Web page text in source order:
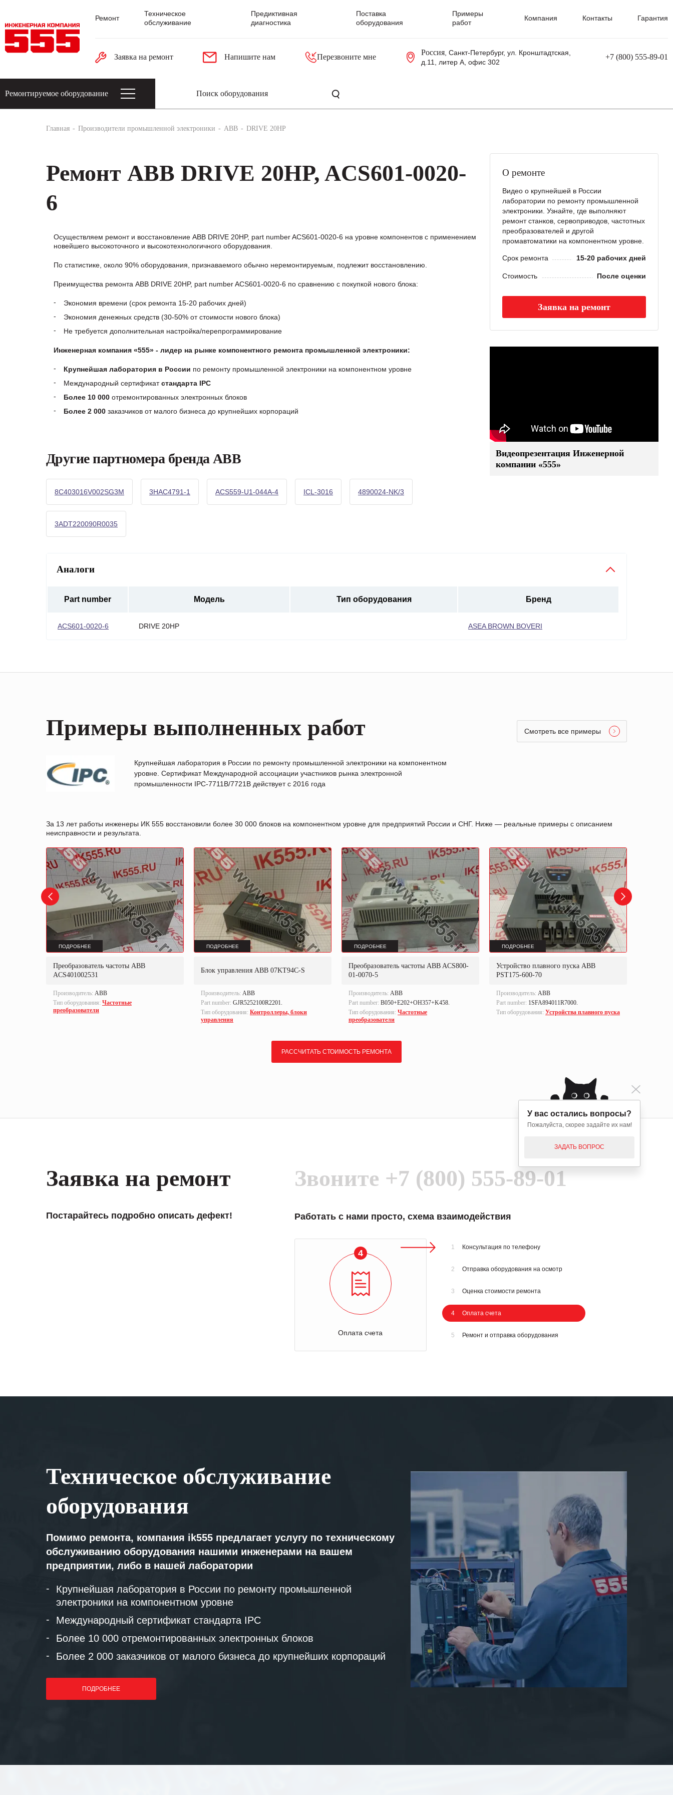
Ремонт
Техническое
обслуживание
Предиктивная
диагностика
Поставка
оборудования
Примеры
работ
Компания Контакты Гарантия
Заявка на ремонт Напишите нам Перезвоните мне
Россия, Санкт-Петербург, ул. Кронштадтская,
д.11, литер А, офис 302
+7 (800) 555-89-01
Ремонтируемое оборудование
Главная Производители промышленной электроники ABB DRIVE 20HP
Ремонт ABB DRIVE 20HP, ACS601-0020-
6
Осуществляем ремонт и восстановление ABB DRIVE 20HP, part number ACS601-0020-6 на уровне компонентов с применением
новейшего высокоточного и высокотехнологичного оборудования.
По статистике, около 90% оборудования, признаваемого обычно неремонтируемым, подлежит восстановлению.
Преимущества ремонта ABB DRIVE 20HP, part number ACS601-0020-6 по сравнению с покупкой нового блока:
Экономия времени (срок ремонта 15-20 рабочих дней)
Экономия денежных средств (30-50% от стоимости нового блока)
Не требуется дополнительная настройка/перепрограммирование
Инженерная компания «555» - лидер на рынке компонентного ремонта промышленной электроники:
Крупнейшая лаборатория в России по ремонту промышленной электроники на компонентном уровне
Международный сертификатстандарта IPC
Более 10 000 отремонтированных электронных блоков
Более 2 000 заказчиков от малого бизнеса до крупнейших корпораций
Другие партномера бренда ABB
8C403016V002SG3M 3HAC4791-1 ACS559-U1-044A-4 ICL-3016 4890024-NK/3
3ADT220090R0035
О ремонте
Видео о крупнейшей в России
лаборатории по ремонту промышленной
электроники. Узнайте, где выполняют
ремонт станков, сервоприводов, частотных
преобразователей и другой
промавтоматики на компонентном уровне.
Срок ремонта 15-20 рабочих дней
Стоимость После оценки
Заявка на ремонт
Видеопрезентация Инженерной
компании «555»
Аналоги
Part number Модель Тип оборудования Бренд
ACS601-0020-6 DRIVE 20HP ASEA BROWN BOVERI
Примеры выполненных работ
Крупнейшая лаборатория в России по ремонту промышленной электроники на компонентном
уровне. Сертификат Международной ассоциации участников рынка электронной
промышленности IPC-7711B/7721B действует с 2016 года
Смотреть все примеры
За 13 лет работы инженеры ИК 555 восстановили более 30 000 блоков на компонентном уровне для предприятий России и СНГ. Ниже — реальные примеры с описанием
неисправности и результата.
ПОДРОБНЕЕ
Преобразователь частоты ABB
ACS401002531
Производитель: ABB
Тип оборудования: Частотные
преобразователи
ПОДРОБНЕЕ
Блок управления ABB 07KT94C-S
Производитель: ABB
Part number: GJR5252100R2201.
Тип оборудования: Контроллеры, блоки
управления
ПОДРОБНЕЕ
Преобразователь частоты ABB ACS800-
01-0070-5
Производитель: ABB
Part number: B050+E202+OH357+K458.
Тип оборудования: Частотные
преобразователи
ПОДРОБНЕЕ
Устройство плавного пуска ABB
PST175-600-70
Производитель: ABB
Part number: 1SFA894011R7000.
Тип оборудования: Устройства плавного пуска
РАССЧИТАТЬ СТОИМОСТЬ РЕМОНТА
Заявка на ремонт
Постарайтесь подробно описать дефект!
Звоните +7 (800) 555-89-01
Работать с нами просто, схема взаимодействия
4
Оплата счета
1 Консультация по телефону
2 Отправка оборудования на осмотр
3 Оценка стоимости ремонта
4 Оплата счета
5 Ремонт и отправка оборудования
Техническое обслуживание
оборудования
Помимо ремонта, компания ik555 предлагает услугу по техническому
обслуживанию оборудования нашими инженерами на вашем
предприятии, либо в нашей лаборатории
Крупнейшая лаборатория в России по ремонту промышленной
электроники на компонентном уровне
Международный сертификат стандарта IPC
Более 10 000 отремонтированных электронных блоков
Более 2 000 заказчиков от малого бизнеса до крупнейших корпораций
ПОДРОБНЕЕ
У вас остались вопросы?
Пожалуйста, скорее задайте их нам!
ЗАДАТЬ ВОПРОС